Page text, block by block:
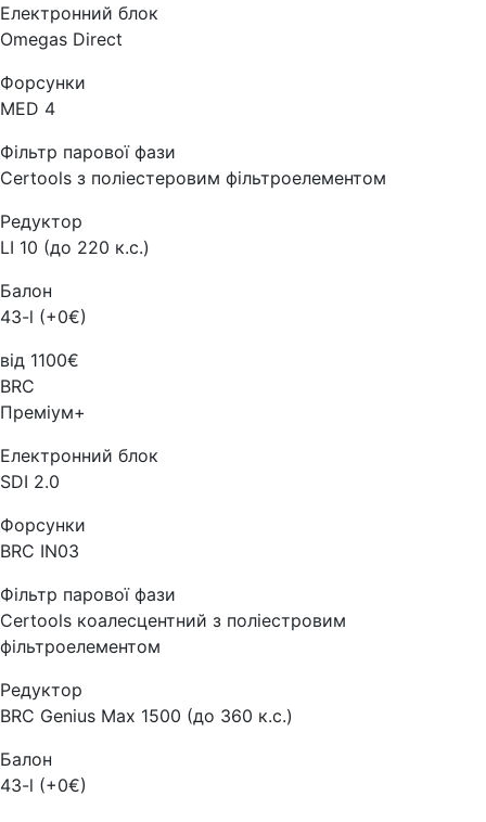
Електронний блок
Omegas Direct
Форсунки
MED 4
Фільтр парової фази
Certools з поліестеровим фільтроелементом
Редуктор
LI 10 (до 220 к.с.)
Балон
43-l (+0€)
від 1100€
BRC
Преміум+
Електронний блок
SDI 2.0
Форсунки
BRC IN03
Фільтр парової фази
Certools коалесцентний з поліестровим
фільтроелементом
Редуктор
BRC Genius Max 1500 (до 360 к.с.)
Балон
43-l (+0€)